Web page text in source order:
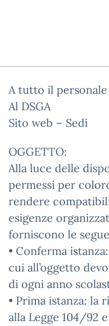
A tutto il personale
Al DSGA
Sito web – Sedi
OGGETTO:
Alla luce delle
permessi per
rendere
esigenze
forniscono le
• Conferma
cui all’oggetto
di ogni anno
• Prima istanza:
alla Legge 104/92